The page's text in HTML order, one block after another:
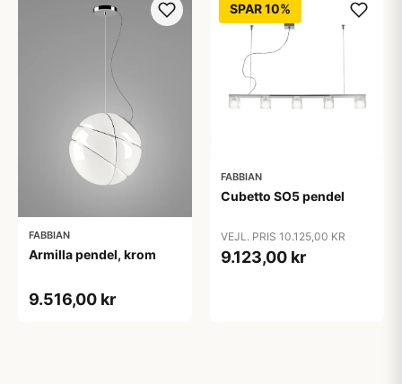
FABBIAN
Armilla pendel, krom
9.516,00 kr
SPAR 10%
FABBIAN
Cubetto SO5 pendel
VEJL. PRIS 10.125,00 KR
9.123,00 kr